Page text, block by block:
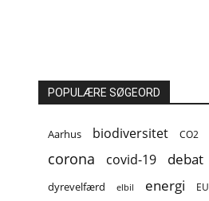
POPULÆRE SØGEORD
Aarhus biodiversitet CO2
corona covid-19 debat
dyrevelfærd elbil energi EU